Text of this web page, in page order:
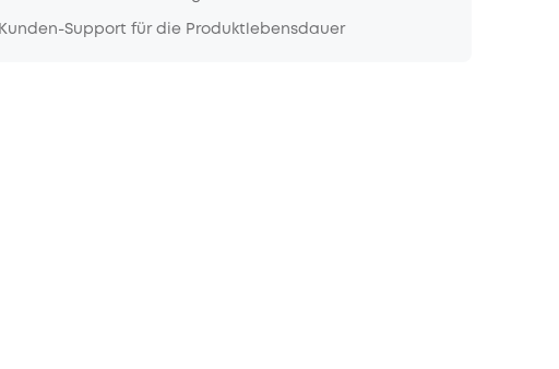
Kunden-Support für die Produktlebensdauer